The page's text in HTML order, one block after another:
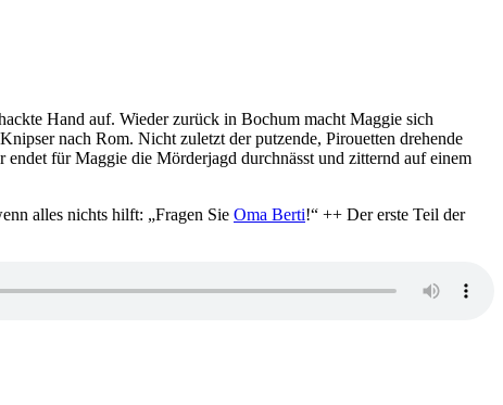
Hand auf. Wieder zurück in Bochum macht Maggie sich
nach Rom. Nicht zuletzt der putzende, Pirouetten drehende
für Maggie die Mörderjagd durchnässt und zitternd auf einem
alles nichts hilft: „Fragen Sie Oma Berti!“ ++ Der erste Teil der